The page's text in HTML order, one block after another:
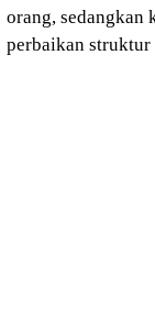
orang, sedangkan
perbaikan